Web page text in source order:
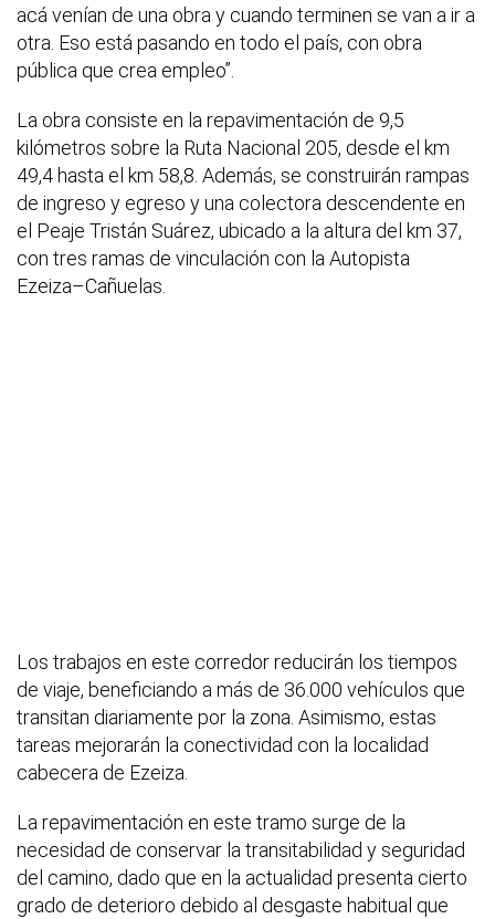
acá venían de una obra y cuando terminen se van a ir a
otra. Eso está pasando en todo el país, con obra
pública que crea empleo”.
La obra consiste en la repavimentación de 9,5
kilómetros sobre la Ruta Nacional 205, desde el km
49,4 hasta el km 58,8. Además, se construirán rampas
de ingreso y egreso y una colectora descendente en
el Peaje Tristán Suárez, ubicado a la altura del km 37,
con tres ramas de vinculación con la Autopista
Ezeiza–Cañuelas.
Los trabajos en este corredor reducirán los tiempos
de viaje, beneficiando a más de 36.000 vehículos que
transitan diariamente por la zona. Asimismo, estas
tareas mejorarán la conectividad con la localidad
cabecera de Ezeiza.
La repavimentación en este tramo surge de la
necesidad de conservar la transitabilidad y seguridad
del camino, dado que en la actualidad presenta cierto
grado de deterioro debido al desgaste habitual que